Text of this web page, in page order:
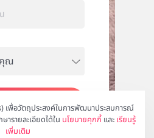
พื่อวัตถุประสงค์ในการพัฒนาประสบการณ์
รายละเอียดได้ใน นโยบายคุกกี้ และ เรียนรู้
เพิ่มเติม
สมัคร